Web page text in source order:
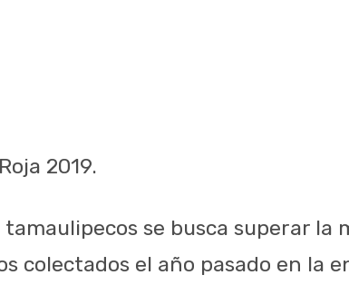
2019.
se busca superar la
colectados el año pasado en la